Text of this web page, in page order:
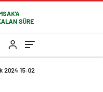
SÜRE
2024 15:02